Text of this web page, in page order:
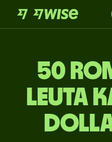
50
leuta